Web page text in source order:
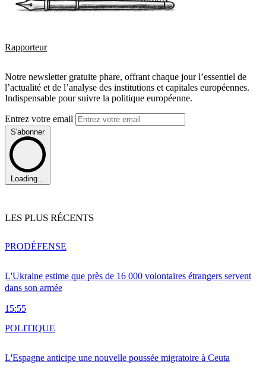
Rapporteur
Notre newsletter gratuite phare, offrant chaque jour l’essentiel de
l’actualité et de l’analyse des institutions et capitales européennes.
Indispensable pour suivre la politique européenne.
Entrez votre email
S'abonner
Loading...
LES PLUS RÉCENTS
L'Ukraine estime que près de 16 000 volontaires étrangers servent
dans son armée
15:55
PRODÉFENSE
L'Espagne anticipe une nouvelle poussée migratoire à Ceuta
POLITIQUE